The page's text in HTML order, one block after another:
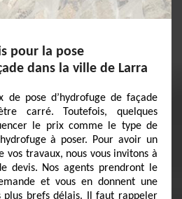
pour la pose
dans la ville de Larra
de pose d’hydrofuge de façade
carré. Toutefois, quelques
le prix comme le type de
à poser. Pour avoir un
travaux, nous vous invitons à
devis. Nos agents prendront le
et vous en donnent une
plus brefs délais. Il faut rappeler